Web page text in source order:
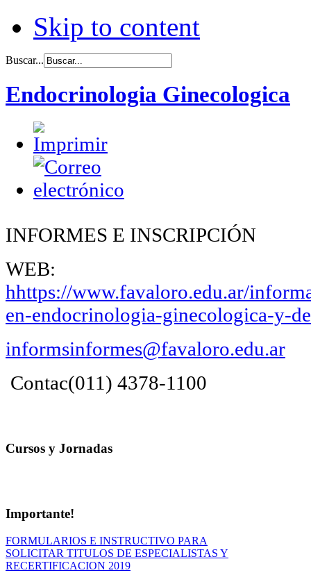
Skip to content
Buscar...
Endocrinologia Ginecologica
INFORMES E INSCRIPCIÓN
WEB:
hhttps://www.favaloro.edu.ar/
en-endocrinologia-ginecologica-y-
informsinformes@favaloro.edu.ar
Contac(011) 4378-1100
Cursos y Jornadas
Importante!
FORMULARIOS E INSTRUCTIVO PARA
SOLICITAR TITULOS DE ESPECIALISTAS Y
RECERTIFICACION 2019